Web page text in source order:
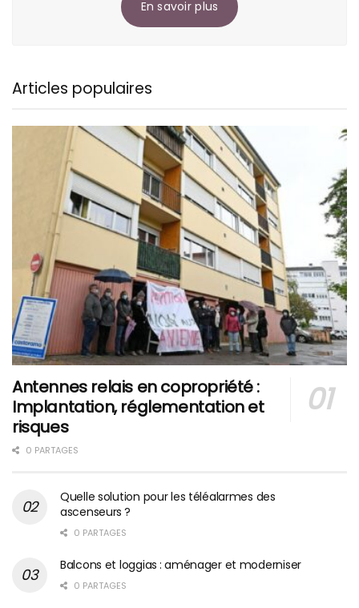
En savoir plus
Articles populaires
Antennes relais en copropriété :
Implantation, réglementation et
risques
0 PARTAGES
Quelle solution pour les téléalarmes des
ascenseurs ?
0 PARTAGES
Balcons et loggias : aménager et moderniser
0 PARTAGES